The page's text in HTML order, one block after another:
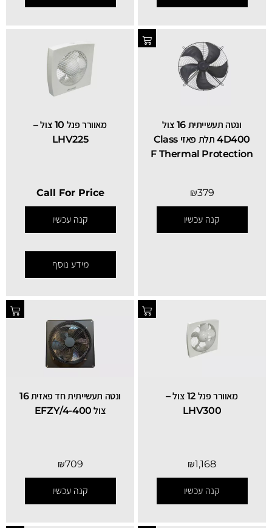
ונטה תעשייתית 16 צול
4D400 תלת פאזי Class
F Thermal Protection
₪379
קנה עכשיו
מאוורר פנל 10 צול –
LHV225
Call For Price
קנה עכשיו
מידע נוסף
מאוורר פנל 12 צול –
LHV300
₪1,168
קנה עכשיו
ונטה תעשייתית חד פאזית 16
צול EFZY/4-400
₪709
קנה עכשיו